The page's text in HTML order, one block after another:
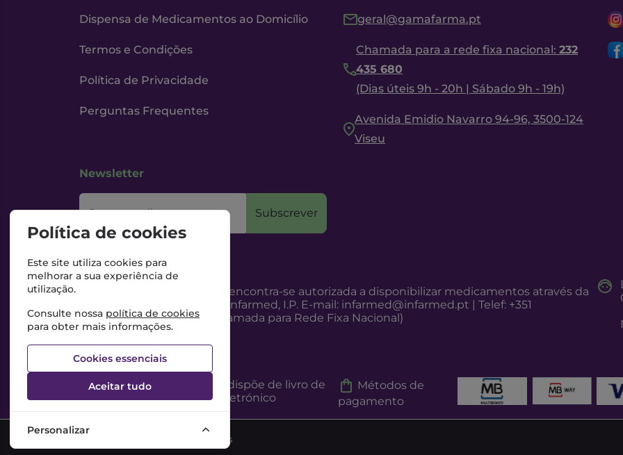
Dispensa de Medicamentos ao Domicílio
Termos e Condições
Política de Privacidade
Perguntas Frequentes
geral@gamafarma.pt
Chamada para a rede fixa nacional: 232
435 680
(Dias úteis 9h - 20h | Sábado 9h - 19h)
Avenida Emidio Navarro 94-96, 3500-124
Viseu
Newsletter
O seu email Subscrever
Esta Farmácia encontra-se autorizada a disponibilizar medicamentos através da
Internet, pelo Infarmed, I.P. E-mail: infarmed@infarmed.pt | Telef: +351
217987100 (Chamada para Rede Fixa Nacional)
Esta Farmácia dispõe de livro de
reclamações eletrónico
Métodos de
pagamento
©2026 Todos os direitos reservados
Política de cookies
Este site utiliza cookies para
melhorar a sua experiência de
utilização.
Consulte nossa política de cookies
para obter mais informações.
Cookies essenciais
Aceitar tudo
Personalizar